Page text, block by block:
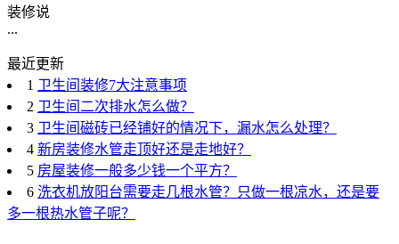
装修说
...
最近更新
1
卫生间装修7大注意事项
2
卫生间二次排水怎么做？
3
卫生间磁砖已经铺好的情况下，漏水怎么处理？
4 新房装修水管走顶好还是走地好？
5 房屋装修一般多少钱一个平方？
6 洗衣机放阳台需要走几根水管？只做一根凉水，还是要
多一根热水管子呢？